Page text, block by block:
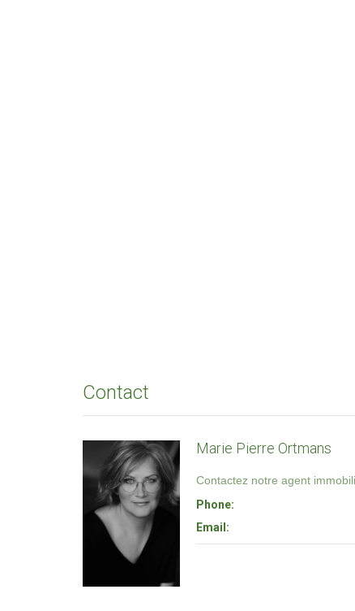
Contact
Marie Pierre Ortmans
Contactez notre agent
Phone:
Email: